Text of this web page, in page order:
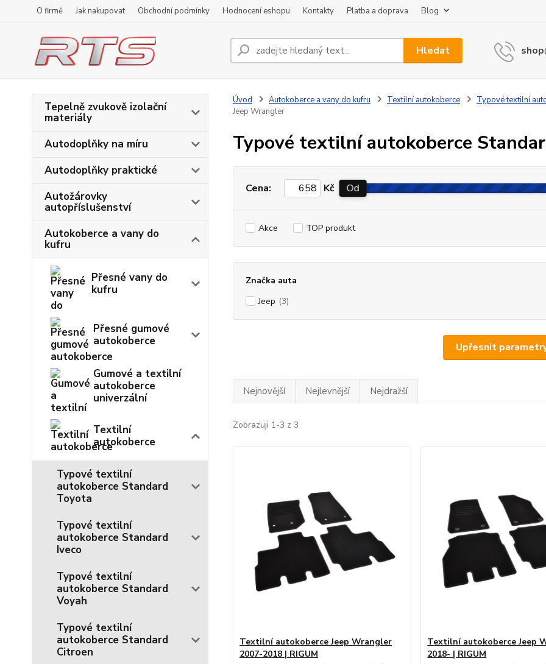
O firmě Jak nakupovat Obchodní podmínky Hodnocení eshopu Kontakty Platba a doprava Blog
Hledat
Tepelně zvukově izolační
materiály
Autodoplňky na míru
Autodoplňky praktické
Autožárovky
autopříslušenství
Autokoberce a vany do
kufru
Přesné vany do
kufru
Přesné gumové
autokoberce
Gumové a textilní
autokoberce
univerzální
Textilní
autokoberce
Typové textilní
autokoberce Standard
Toyota
Typové textilní
autokoberce Standard
Iveco
Typové textilní
autokoberce Standard
Voyah
Typové textilní
autokoberce Standard
Citroen
Úvod Autokoberce a vany do kufru Textilní autokoberce Typové textilní
Jeep Wrangler
Typové textilní autokoberce
Upřesnit
Cena: Kč Od
Akce TOP produkt
Značka auta
Jeep (3)
Nejnovější Nejlevnější Nejdražší
Zobrazuji 1-3 z 3
Textilní autokoberce Jeep Wrangler
2007-2018 | RIGUM
Textilní autokoberce Jeep
2018- | RIGUM